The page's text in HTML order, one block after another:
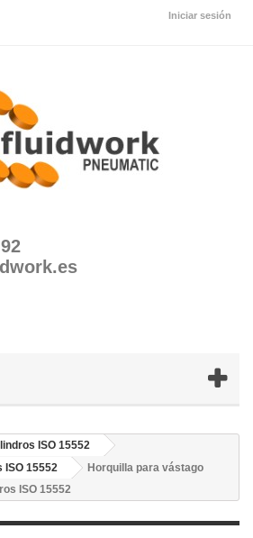
Iniciar sesión
ISO 15552
15552
Horquilla para vástago
ISO 15552